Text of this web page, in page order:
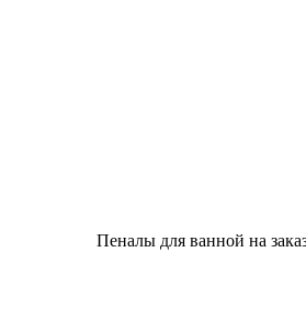
Пеналы для ванной на